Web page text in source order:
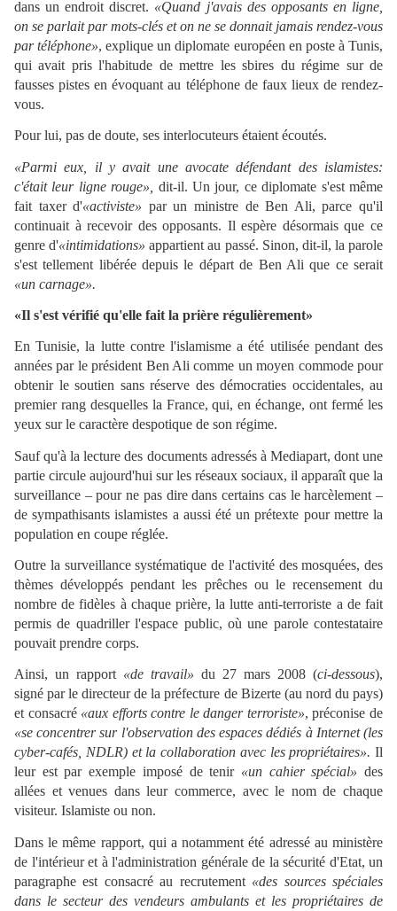
dans un endroit discret. «Quand j'avais des opposants en ligne,
on se parlait par mots-clés et on ne se donnait jamais rendez-vous
par téléphone», explique un diplomate européen en poste à Tunis,
qui avait pris l'habitude de mettre les sbires du régime sur de
fausses pistes en évoquant au téléphone de faux lieux de rendez-
vous.
Pour lui, pas de doute, ses interlocuteurs étaient écoutés.
«Parmi eux, il y avait une avocate défendant des islamistes:
c'était leur ligne rouge»,
dit-il. Un jour, ce diplomate s'est même
fait taxer d'«activiste» par un ministre de Ben Ali, parce qu'il
continuait à recevoir des opposants. Il espère désormais que ce
genre d'«intimidations» appartient au passé. Sinon, dit-il, la parole
s'est tellement libérée depuis le départ de Ben Ali que ce serait
«un carnage».
«Il s'est vérifié qu'elle fait la prière régulièrement»
En Tunisie, la lutte contre l'islamisme a été utilisée pendant des
années par le président Ben Ali comme un moyen commode pour
obtenir le soutien sans réserve des démocraties occidentales, au
premier rang desquelles la France, qui, en échange, ont fermé les
yeux sur le caractère despotique de son régime.
Sauf qu'à la lecture des documents adressés à Mediapart, dont une
partie circule aujourd'hui sur les réseaux sociaux, il apparaît que la
surveillance – pour ne pas dire dans certains cas le harcèlement –
de sympathisants islamistes a aussi été un prétexte pour mettre la
population en coupe réglée.
Outre la surveillance systématique de l'activité des mosquées, des
thèmes développés pendant les prêches ou le recensement du
nombre de fidèles à chaque prière, la lutte anti-terroriste a de fait
permis de quadriller l'espace public, où une parole contestataire
pouvait prendre corps.
Ainsi, un rapport «de travail» du 27 mars 2008 (ci-dessous),
signé par le directeur de la préfecture de Bizerte (au nord du pays)
et consacré «aux efforts contre le danger terroriste», préconise de
«se concentrer sur l'observation des espaces dédiés à Internet (les
cyber-cafés, NDLR) et la collaboration avec les propriétaires». Il
leur est par exemple imposé de tenir «un cahier spécial» des
allées et venues dans leur commerce, avec le nom de chaque
visiteur. Islamiste ou non.
Dans le même rapport, qui a notamment été adressé au ministère
de l'intérieur et à l'administration générale de la sécurité d'Etat, un
paragraphe est consacré au recrutement «des sources spéciales
dans le secteur des vendeurs ambulants et les propriétaires de